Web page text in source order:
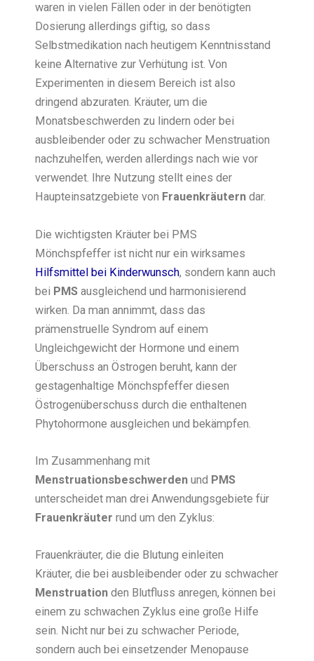
waren in vielen Fällen oder in der benötigten
Dosierung allerdings giftig, so dass
Selbstmedikation nach heutigem Kenntnisstand
keine Alternative zur Verhütung ist. Von
Experimenten in diesem Bereich ist also
dringend abzuraten. Kräuter, um die
Monatsbeschwerden zu lindern oder bei
ausbleibender oder zu schwacher Menstruation
nachzuhelfen, werden allerdings nach wie vor
verwendet. Ihre Nutzung stellt eines der
Haupteinsatzgebiete von Frauenkräutern dar.
Die wichtigsten Kräuter bei PMS
Mönchspfeffer ist nicht nur ein wirksames
Hilfsmittel bei Kinderwunsch, sondern kann auch
bei PMS ausgleichend und harmonisierend
wirken. Da man annimmt, dass das
prämenstruelle Syndrom auf einem
Ungleichgewicht der Hormone und einem
Überschuss an Östrogen beruht, kann der
gestagenhaltige Mönchspfeffer diesen
Östrogenüberschuss durch die enthaltenen
Phytohormone ausgleichen und bekämpfen.
Im Zusammenhang mit
Menstruationsbeschwerden und PMS
unterscheidet man drei Anwendungsgebiete für
Frauenkräuter rund um den Zyklus:
Frauenkräuter, die die Blutung einleiten
Kräuter, die bei ausbleibender oder zu schwacher
Menstruation den Blutfluss anregen, können bei
einem zu schwachen Zyklus eine große Hilfe
sein. Nicht nur bei zu schwacher Periode,
sondern auch bei einsetzender Menopause